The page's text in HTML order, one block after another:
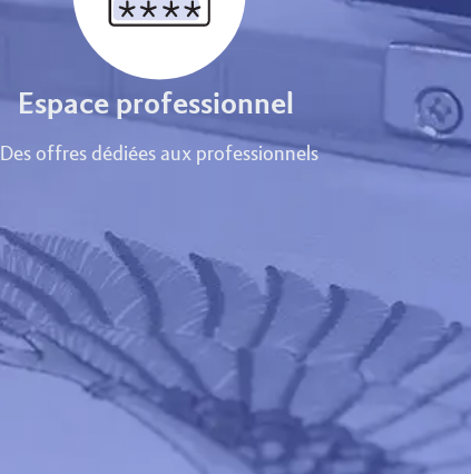
Espace professionnel
Des offres dédiées aux professionnels